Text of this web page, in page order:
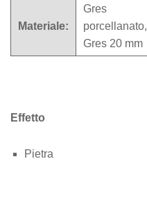
Materiale:
Gres
porcellanato,
Gres 20 mm
Effetto
Pietra